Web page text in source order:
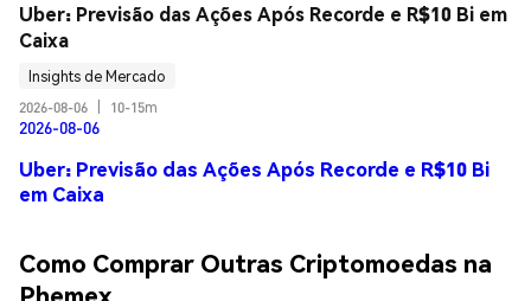
Uber: Previsão das Ações Após Recorde e R$10 Bi em
Caixa
Insights de Mercado
2026-08-06
10-15m
2026-08-06
Uber: Previsão das Ações Após Recorde e R$10 Bi
em Caixa
Como Comprar Outras Criptomoedas na